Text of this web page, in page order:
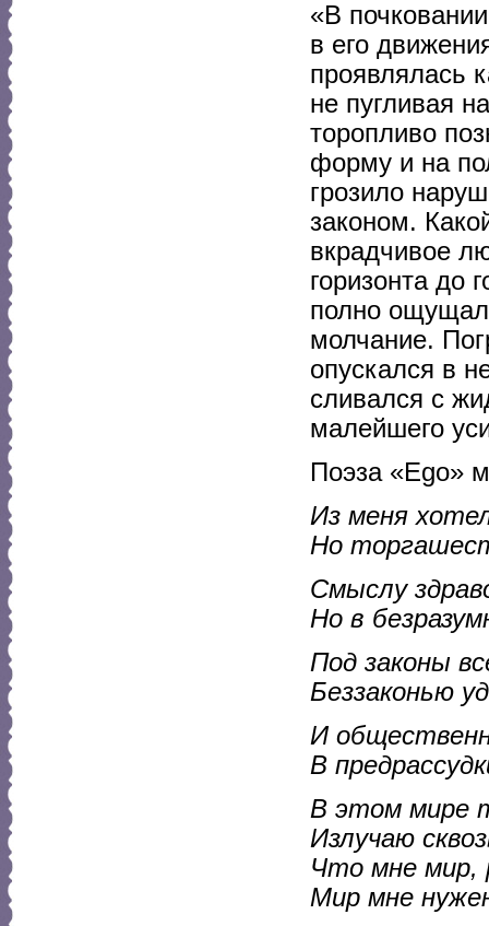
«В
в его
проявлялась
не пугливая
торопливо
форму и на
грозило
законом.
вкрадчивое
горизонта до
полно ощущал
молчание.
опускался в
сливался с
малейшего
Поэза «Ego»
Из меня
Но
Смыслу
Но в
Под законы
Беззаконью
И
В
В этом мире
Излучаю
Что мне мир,
Мир мне